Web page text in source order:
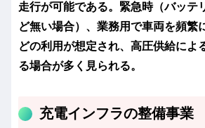
走行が可能である。緊急時（バッテ
ど無い場合）、業務用で車両を頻繁
どの利用が想定され、高圧供給によ
る場合が多く見られる。
充電インフラの整備事業